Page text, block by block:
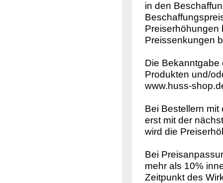
in den
Preiserhöhungen
Preissenkungen
Die Bekanntgabe
Produkten und/
www.huss-
Bei Bestellern
erst mit der
wird die
Bei
mehr als 10%
Zeitpunkt des